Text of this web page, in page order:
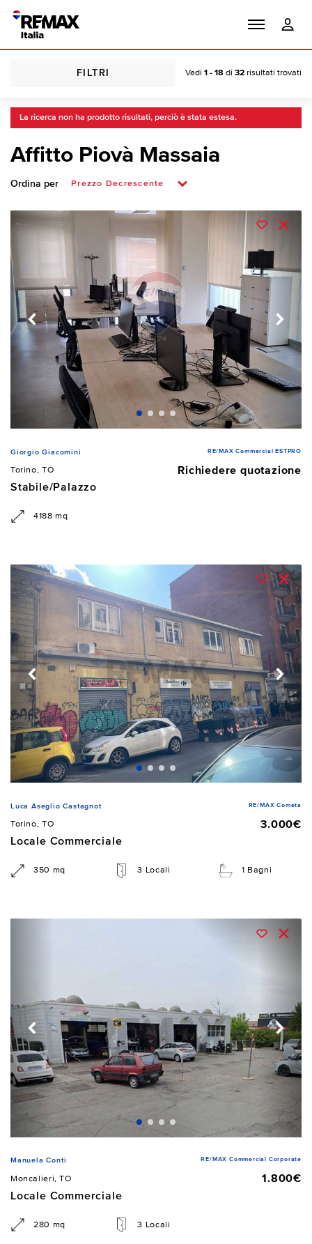
FILTRI Vedi 1 - 18 di 32 risultati trovati
La ricerca non ha prodotto risultati, perciò è stata estesa.
Affitto Piovà Massaia
Ordina per
Giorgio Giacomini RE/MAX Commercial ESTPRO
Torino, TO
Richiedere quotazione
Stabile/Palazzo
4188 mq
Luca Aseglio Castagnot RE/MAX Cometa
Torino, TO
3.000€
Locale Commerciale
350 mq 3 Locali 1 Bagni
Manuela Conti RE/MAX Commercial Corporate
Moncalieri, TO
1.800€
Locale Commerciale
280 mq 3 Locali